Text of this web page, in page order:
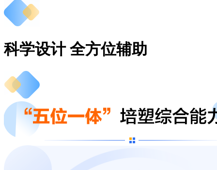
科学设计 全方位辅助